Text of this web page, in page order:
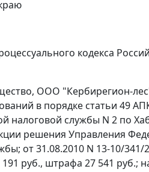
кодекса
ООО "Кербирегион-
в порядке статьи 49
налоговой службы N 2 по
решения Управления
от 31.08.2010 N 13-10/341/
руб., штрафа 27 541 руб.;